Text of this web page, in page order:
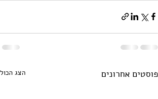
פוסטים אחרונים הצג הכול